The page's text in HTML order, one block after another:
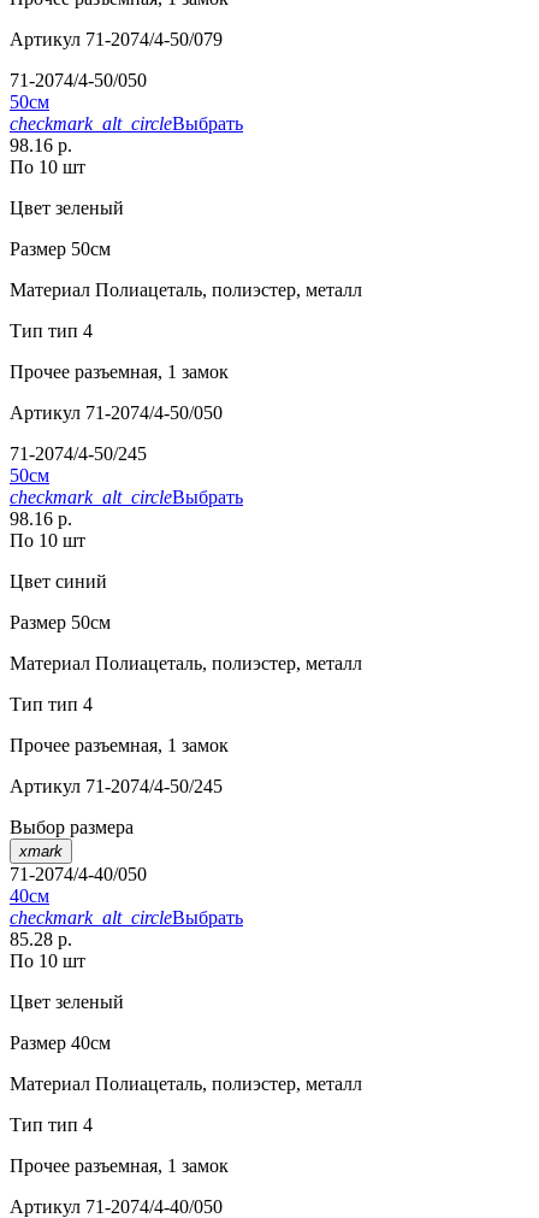
Артикул 71-2074/4-50/079
71-2074/4-50/050
50см
checkmark_alt_circleВыбрать
98.16 р.
По 10 шт
Цвет зеленый
Размер 50см
Материал Полиацеталь, полиэстер, металл
Тип тип 4
Прочее разъемная, 1 замок
Артикул 71-2074/4-50/050
71-2074/4-50/245
50см
checkmark_alt_circleВыбрать
98.16 р.
По 10 шт
Цвет синий
Размер 50см
Материал Полиацеталь, полиэстер, металл
Тип тип 4
Прочее разъемная, 1 замок
Артикул 71-2074/4-50/245
Выбор размера
xmark
71-2074/4-40/050
40см
checkmark_alt_circleВыбрать
85.28 р.
По 10 шт
Цвет зеленый
Размер 40см
Материал Полиацеталь, полиэстер, металл
Тип тип 4
Прочее разъемная, 1 замок
Артикул 71-2074/4-40/050